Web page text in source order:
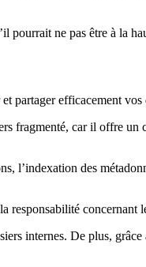
pourrait ne pas être à la
partager efficacement
fragmenté, car il offre
des
responsabilité
internes. De plus,